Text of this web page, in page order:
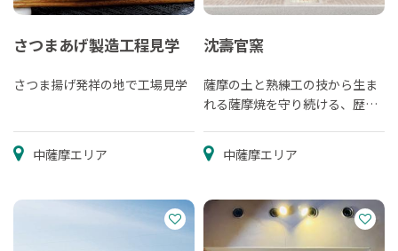
さつまあげ製造工程見学
さつま揚げ発祥の地で工場見学
中薩摩エリア
沈壽官窯
薩摩の土と熟練工の技から生ま
れる薩摩焼を守り続ける、歴史
中薩摩エリア